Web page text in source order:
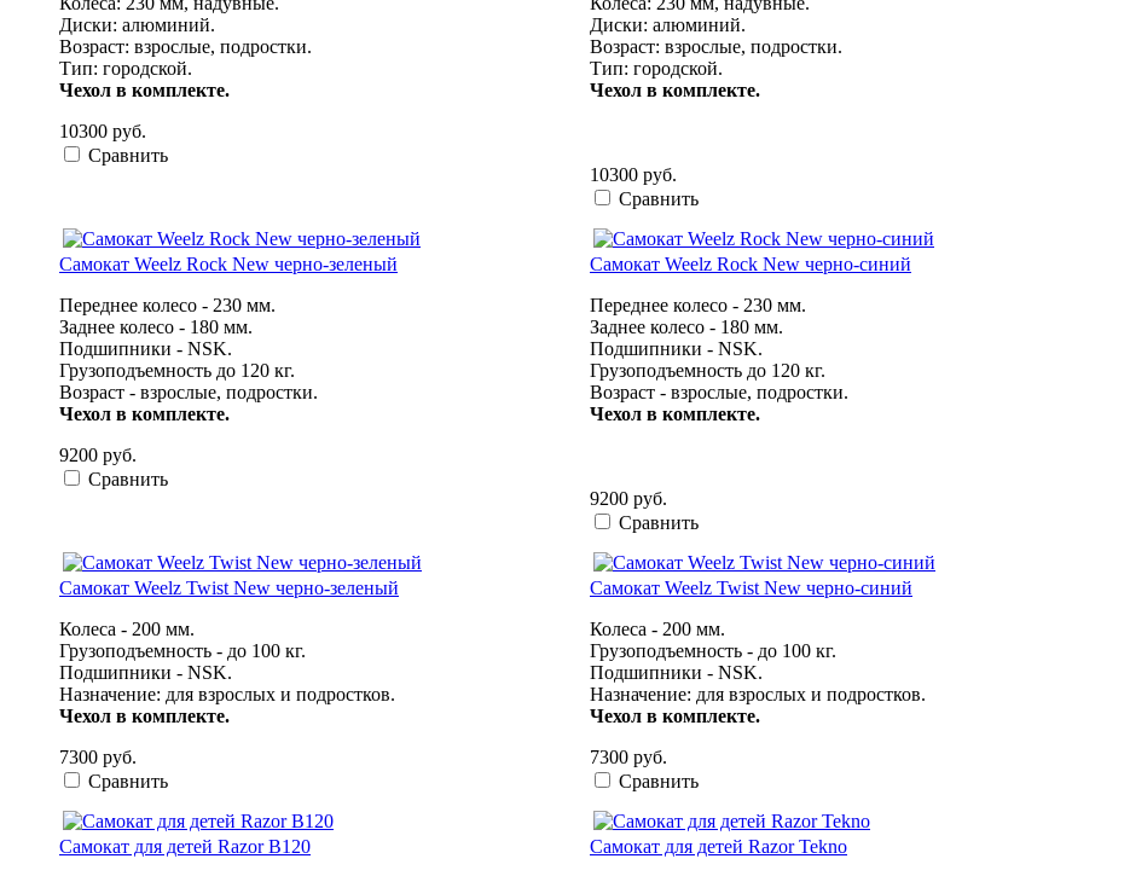
Диски: алюминий.
Возраст: взрослые, подростки.
Тип: городской.
Чехол в комплекте.
10300 руб.
Сравнить
Диски: алюминий.
Возраст: взрослые, подростки.
Тип: городской.
Чехол в комплекте.
10300 руб.
Сравнить
Самокат Weelz Rock New черно-зеленый
Переднее колесо - 230 мм.
Заднее колесо - 180 мм.
Подшипники - NSK.
Грузоподъемность до 120 кг.
Возраст - взрослые, подростки.
Чехол в комплекте.
9200 руб.
Сравнить
Самокат Weelz Rock New черно-синий
Переднее колесо - 230 мм.
Заднее колесо - 180 мм.
Подшипники - NSK.
Грузоподъемность до 120 кг.
Возраст - взрослые, подростки.
Чехол в комплекте.
9200 руб.
Сравнить
Самокат Weelz Twist New черно-зеленый
Колеса - 200 мм.
Грузоподъемность - до 100 кг.
Подшипники - NSK.
Назначение: для взрослых и подростков.
Чехол в комплекте.
7300 руб.
Сравнить
Самокат Weelz Twist New черно-синий
Колеса - 200 мм.
Грузоподъемность - до 100 кг.
Подшипники - NSK.
Назначение: для взрослых и подростков.
Чехол в комплекте.
7300 руб.
Сравнить
Самокат для детей Razor B120
Самокат для детей Razor Tekno